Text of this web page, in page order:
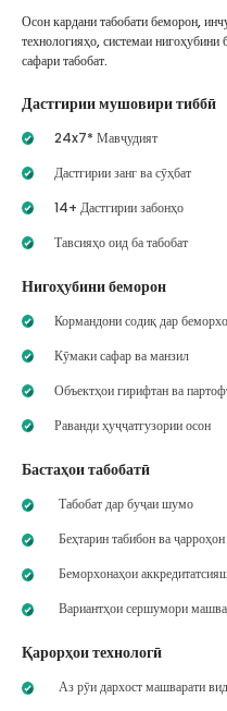
Осон кардани табобати беморон,
технологияҳо, системаи
сафари табобат.
Дастгирии мушовири тиббӣ
24x7* Мавҷудият
Дастгирии занг ва сӯҳбат
14+ Дастгирии забонҳо
Тавсияҳо оид ба табобат
Нигоҳубини беморон
Кормандони содиқ дар
Кӯмаки сафар ва манзил
Объектҳои гирифтан ва
Раванди ҳуҷҷатгузории осон
Бастаҳои табобатӣ
Табобат дар буҷаи шумо
Беҳтарин табибон ва ҷарроҳон
Беморхонаҳои
Вариантҳои сершумори
Қарорҳои технологӣ
Аз рӯи дархост машварати